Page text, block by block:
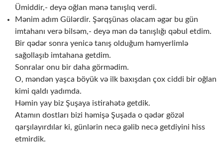
Ümiddir,- deyə oğlan mənə tanışlıq verdi.
Mənim adım Gülərdir. Şərqşünas olacam əgər bu gün
imtahanı verə bilsəm,- deyə mən də tanışlığı qəbul etdim.
Bir qədər sonra yenicə tanış olduğum həmyerlimlə
sağollaşıb imtahana getdim.
Sonralar onu bir daha görmədim.
O, məndən yaşca böyük və ilk baxışdan çox ciddi bir oğlan
kimi qaldı yadımda.
Həmin yay biz Şuşaya istirahətə getdik.
Atamın dostları bizi həmişə Şuşada o qədər gözəl
qarşılayırdılar ki, günlərin necə gəlib necə getdiyini hiss
etmirdik.